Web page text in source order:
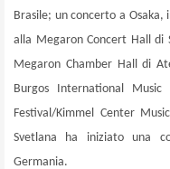
Brasile; un concerto a Osaka,
alla Megaron Concert Hall di
Megaron Chamber Hall di
Burgos International
Festival/Kimmel Center
Svetlana ha iniziato una
Germania.